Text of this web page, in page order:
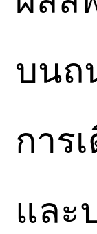
บนถ
การ
และ